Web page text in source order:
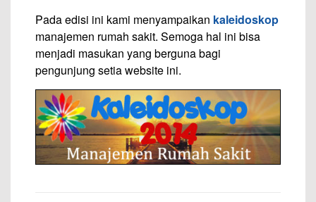
Pada edisi ini kami menyampaikan kaleidoskop
manajemen rumah sakit. Semoga hal ini bisa
menjadi masukan yang berguna bagi
pengunjung setia website ini.